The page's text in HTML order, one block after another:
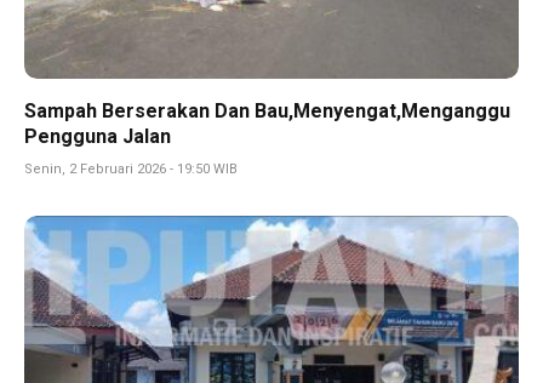
Sampah Berserakan Dan Bau,Menyengat,Menganggu
Pengguna Jalan
Senin, 2 Februari 2026 - 19:50 WIB